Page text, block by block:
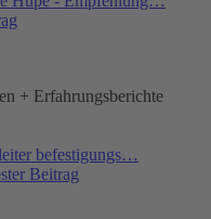
+ Erfahrungsberichte
befestigungs…
Beitrag